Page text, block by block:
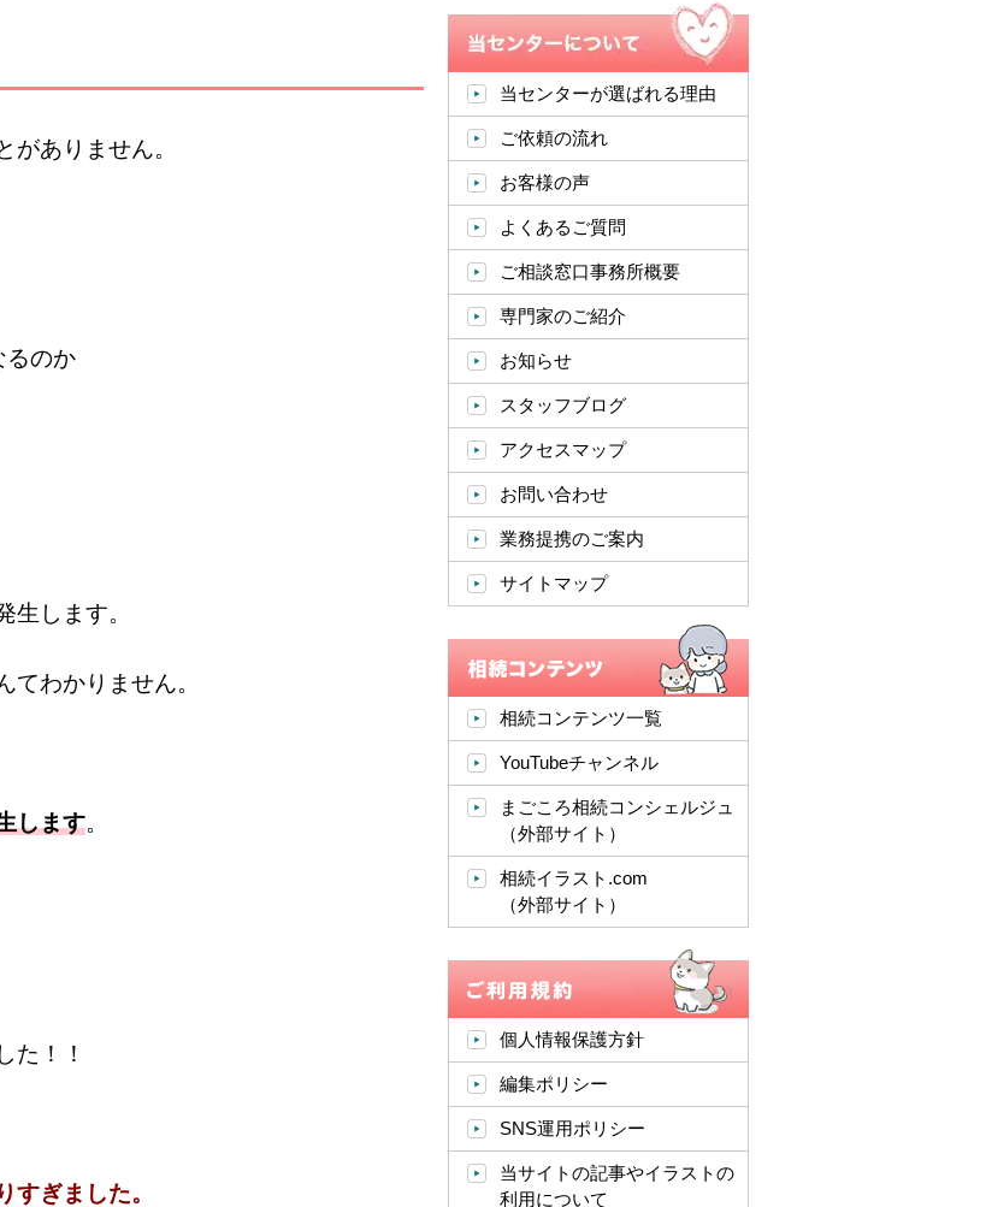
ありません。
るのか
生します。
わかりません。
します。
た！！
すぎました。
当センターが選ばれる理由
ご依頼の流れ
お客様の声
よくあるご質問
ご相談窓口事務所概要
専門家のご紹介
お知らせ
スタッフブログ
アクセスマップ
お問い合わせ
業務提携のご案内
サイトマップ
相続コンテンツ一覧
YouTubeチャンネル
まごころ相続コンシェルジュ
（外部サイト）
相続イラスト.com
（外部サイト）
個人情報保護方針
編集ポリシー
SNS運用ポリシー
当サイトの記事やイラストの
利用について